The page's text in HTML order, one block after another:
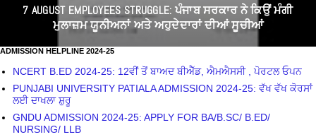
PUNJAB CABINET DECISION TODAY READ HERE
ADMISSION HELPLINE 2024-25
NCERT B.ED 2024-25: 12ਵੀਂ ਤੋਂ ਬਾਅਦ ਬੀਐੱਡ, ਐਮਐਸਸੀ , ਪੋਰਟਲ ਓਪਨ
PUNJABI UNIVERSITY PATIALA ADMISSION 2024-25: ਵੱਖ ਵੱਖ ਕੋਰਸਾਂ
ਲਈ ਦਾਖਲਾ ਸ਼ੁਰੂ
GNDU ADMISSION 2024-25: APPLY FOR BA/B.SC/ B.ED/
NURSING/ LLB